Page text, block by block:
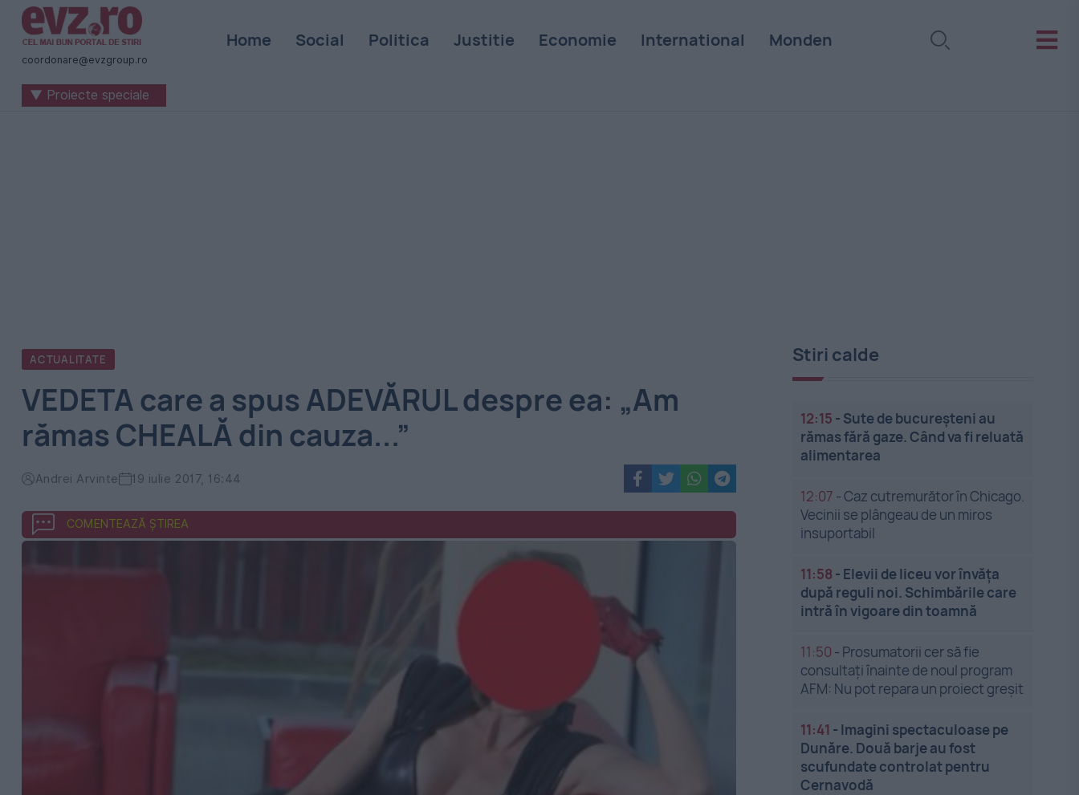
Știri
naționale
internaționale
coordonare@evzgroup.ro
Home Social Politica Justitie Economie International Monden
▼ Proiecte speciale
ACTUALITATE
VEDETA care a spus ADEVĂRUL despre ea: „Am
rămas CHEALĂ din cauza...”
Andrei Arvinte 19 iulie 2017, 16:44
COMENTEAZĂ ȘTIREA
Stiri calde
12:15 - Sute de bucureșteni au
rămas fără gaze. Când va fi reluată
alimentarea
12:07 -Caz cutremurător în Chicago.
Vecinii se plângeau de un miros
insuportabil
11:58 - Elevii de liceu vor învăța
după reguli noi. Schimbările care
intră în vigoare din toamnă
11:50 - Prosumatorii cer să fie
consultați înainte de noul program
AFM: Nu pot repara un proiect greșit
11:41 - Imagini spectaculoase pe
Dunăre. Două barje au fost
scufundate controlat pentru
Cernavodă